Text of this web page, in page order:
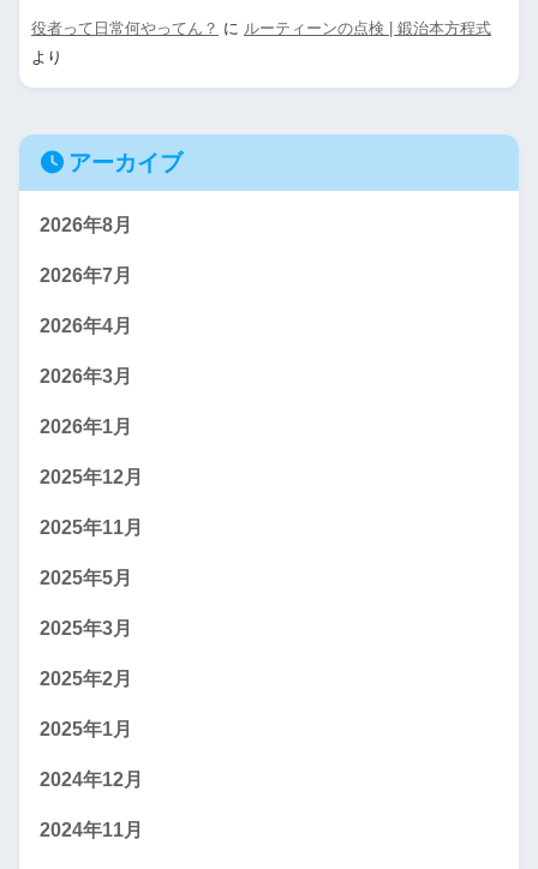
役者って日常何やってん？ に ルーティーンの点検 | 鍛治本方程式
より
アーカイブ
2026年8月
2026年7月
2026年4月
2026年3月
2026年1月
2025年12月
2025年11月
2025年5月
2025年3月
2025年2月
2025年1月
2024年12月
2024年11月